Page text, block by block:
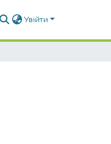
Увійти